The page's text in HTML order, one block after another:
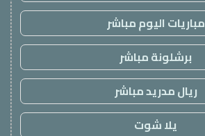
مباريات اليوم مباشر
برشلونة مباشر
ريال مدريد مباشر
يلا شوت